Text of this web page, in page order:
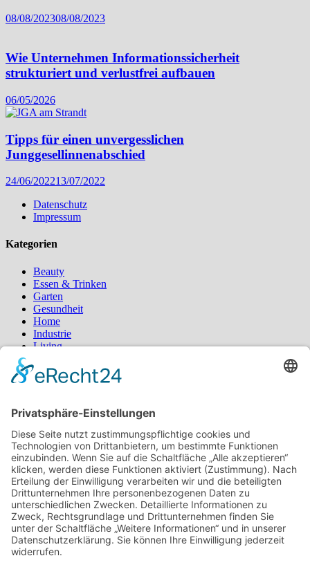
08/08/202308/08/2023
Wie Unternehmen Informationssicherheit
strukturiert und verlustfrei aufbauen
06/05/2026
Tipps für einen unvergesslichen
Junggesellinnenabschied
24/06/202213/07/2022
Datenschutz
Impressum
Kategorien
Beauty
Essen & Trinken
Garten
Gesundheit
Home
Industrie
Living
Styling
Tipps
Schlagwörter
Blumen Blumenstrauß Bürgermagazin Deko Fashion Fernost Garten
Gesundheit Homeoffice Katzen Kosmetik Küche Kühlschrank Lebensmittel
Locken Mobilität Ostern Pilates Pool Produkte Protein Radfahren Rasen
Regenwasser Rollstuhl Schlafzimmer schöne Haare Typberatung Wassertank
Yoga
Suchen
nach:
Neueste Beiträge
Mit gezielten Übungen zur Sicherheit in allen Prüfungsteilen